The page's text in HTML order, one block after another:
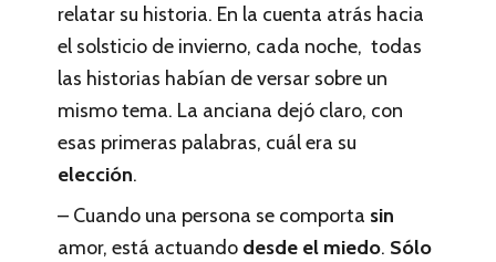
relatar su historia. En la cuenta atrás hacia
el solsticio de invierno, cada noche, todas
las historias habían de versar sobre un
mismo tema. La anciana dejó claro, con
esas primeras palabras, cuál era su
elección.
– Cuando una persona se comporta sin
amor, está actuando desde el miedo. Sólo